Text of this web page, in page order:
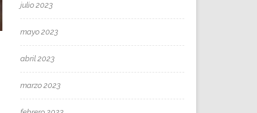
julio 2023
mayo 2023
abril 2023
marzo 2023